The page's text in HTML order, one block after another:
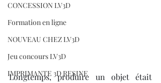
CONCESSION LV3D
Formation en ligne
NOUVEAU CHEZ LV3D
Jeu concours LV3D
IMPRIMANTE 3D RESINE
Longtemps, produire un objet était